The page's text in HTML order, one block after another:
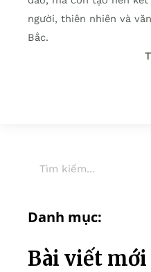
người, thiên nhiên và
Bắc.
Danh mục:
Bài viết